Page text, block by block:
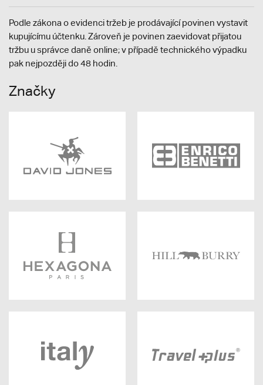
Podle zákona o evidenci tržeb je prodávající povinen vystavit
kupujícímu účtenku. Zároveň je povinen zaevidovat přijatou
tržbu u správce daně online; v případě technického výpadku
pak nejpozději do 48 hodin.
Značky